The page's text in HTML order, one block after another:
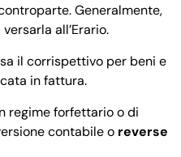
Generalmente,
all’Erario.
il corrispettivo per beni e
in fattura.
regime forfettario o di
contabile o reverse